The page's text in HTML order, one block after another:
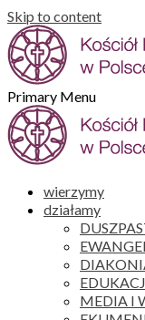
Skip to content
Primary Menu
wierzymy
działamy
MEDIA I